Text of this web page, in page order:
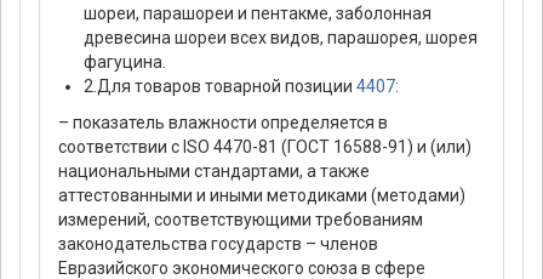
шореи, парашореи и пентакме, заболонная
древесина шореи всех видов, парашорея, шорея
фагуцина.
2.Для товаров товарной позиции 4407:
– показатель влажности определяется в
соответствии с ISO 4470-81 (ГОСТ 16588-91) и (или)
национальными стандартами, а также
аттестованными и иными методиками (методами)
измерений, соответствующими требованиям
законодательства государств – членов
Евразийского экономического союза в сфере